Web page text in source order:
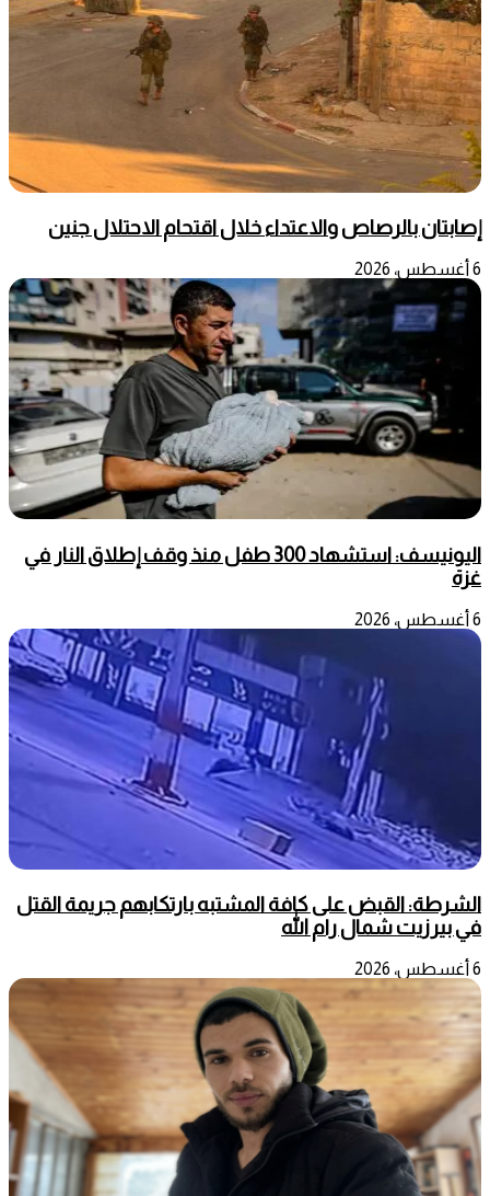
إصابتان بالرصاص والاعتداء خلال اقتحام الاحتلال جنين
6 أغسطس، 2026
اليونيسف: استشهاد 300 طفل منذ وقف إطلاق النار في
غزة
6 أغسطس، 2026
الشرطة: القبض على كافة المشتبه بارتكابهم جريمة القتل
في بيرزيت شمال رام الله
6 أغسطس، 2026